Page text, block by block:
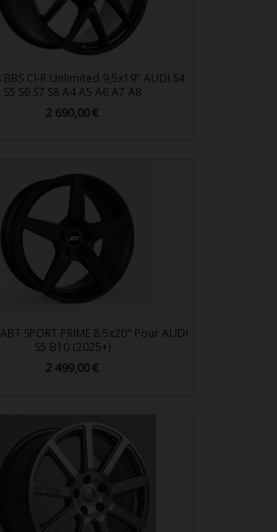
BBS CI-R Unlimited 9,5x19" AUDI S4
S5 S6 S7 S8 A4 A5 A6 A7 A8
Prix
2 690,00 €
SPORT PRIME 8.5x20" Pour AUDI
S5 B10 (2025+)
Prix
2 499,00 €